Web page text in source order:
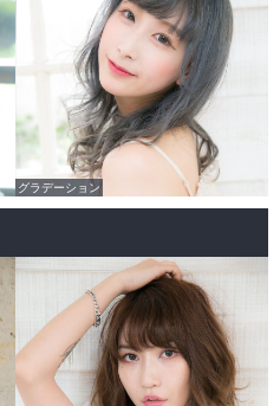
グラデーション